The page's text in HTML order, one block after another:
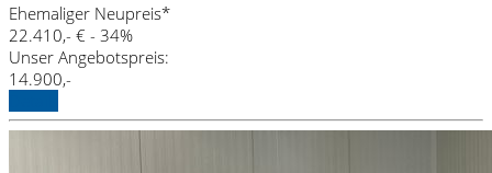
Ehemaliger Neupreis*
22.410,- € - 34%
Unser Angebotspreis:
14.900,-